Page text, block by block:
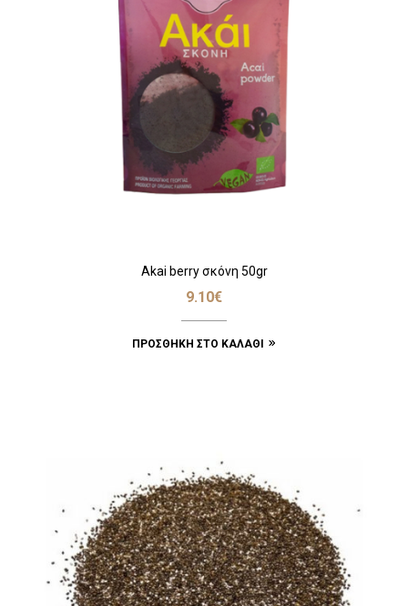
Akai berry σκόνη 50gr
9.10€
ΠΡΟΣΘΉΚΗ ΣΤΟ ΚΑΛΆΘΙ